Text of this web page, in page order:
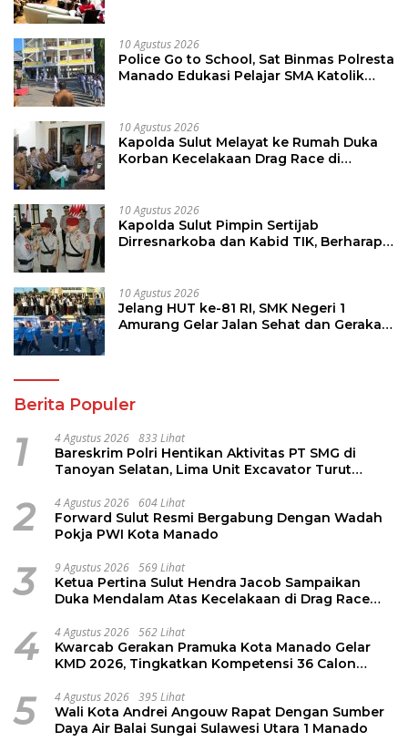
10 Agustus 2026
Police Go to School, Sat Binmas Polresta
Manado Edukasi Pelajar SMA Katolik
10 Agustus 2026
Kapolda Sulut Melayat ke Rumah Duka
Korban Kecelakaan Drag Race di
10 Agustus 2026
Kapolda Sulut Pimpin Sertijab
Dirresnarkoba dan Kabid TIK, Berharap
10 Agustus 2026
Jelang HUT ke-81 RI, SMK Negeri 1
Amurang Gelar Jalan Sehat dan Gerakan
Berita Populer
1 4 Agustus 2026 833 Lihat
Bareskrim Polri Hentikan Aktivitas PT SMG di
Tanoyan Selatan, Lima Unit Excavator Turut
2 4 Agustus 2026 604 Lihat
Forward Sulut Resmi Bergabung Dengan Wadah
Pokja PWI Kota Manado
3 9 Agustus 2026 569 Lihat
Ketua Pertina Sulut Hendra Jacob Sampaikan
Duka Mendalam Atas Kecelakaan di Drag Race
4 4 Agustus 2026 562 Lihat
Kwarcab Gerakan Pramuka Kota Manado Gelar
KMD 2026, Tingkatkan Kompetensi 36 Calon
5 4 Agustus 2026 395 Lihat
Wali Kota Andrei Angouw Rapat Dengan Sumber
Daya Air Balai Sungai Sulawesi Utara 1 Manado